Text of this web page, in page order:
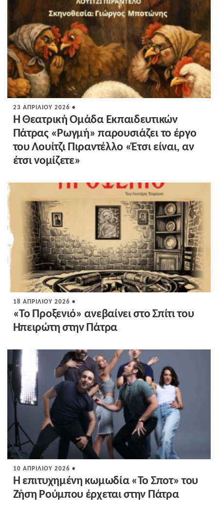
23 ΑΠΡΙΛΊΟΥ 2026 •
Η Θεατρική Ομάδα Εκπαιδευτικών
Πάτρας «Ρωγμή» παρουσιάζει το έργο
του Λουίτζι Πιραντέλλο «Έτσι είναι, αν
έτσι νομίζετε»
18 ΑΠΡΙΛΊΟΥ 2026 •
«Το Προξενιό» ανεβαίνει στο Σπίτι του
Ηπειρώτη στην Πάτρα
10 ΑΠΡΙΛΊΟΥ 2026 •
Η επιτυχημένη κωμωδία «Το Σποτ» του
Ζήση Ρούμπου έρχεται στην Πάτρα